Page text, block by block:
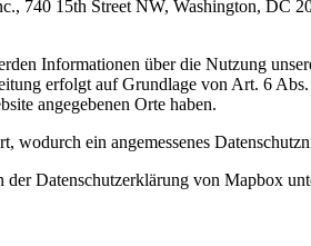
740 15th Street NW, Washington, DC
Informationen über die Nutzung
erfolgt auf Grundlage von Art. 6
angegebenen Orte haben.
ein angemessenes
Datenschutzerklärung von Mapbox